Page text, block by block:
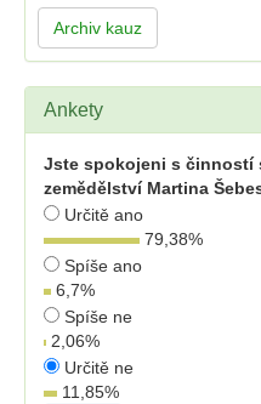
Archiv kauz
Ankety
Jste spokojeni s činností
zemědělství Martina
Určitě ano
79,38%
Spíše ano
6,7%
Spíše ne
2,06%
Určitě ne
11,85%